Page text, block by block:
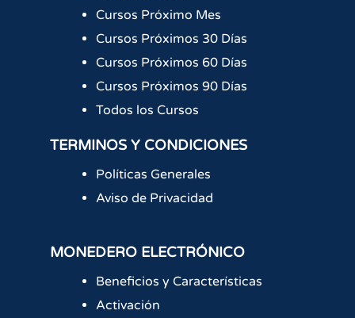
Cursos Próximo Mes
Cursos Próximos 30 Días
Cursos Próximos 60 Días
Cursos Próximos 90 Días
Todos los Cursos
TERMINOS Y CONDICIONES
Políticas Generales
Aviso de Privacidad
MONEDERO ELECTRÓNICO
Beneficios y Características
Activación